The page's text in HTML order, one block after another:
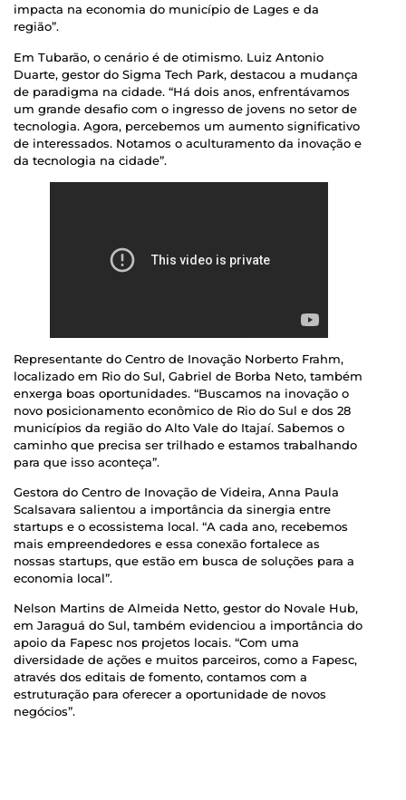
impacta na economia do município de Lages e da
região”.
Em Tubarão, o cenário é de otimismo. Luiz Antonio
Duarte, gestor do Sigma Tech Park, destacou a mudança
de paradigma na cidade. “Há dois anos, enfrentávamos
um grande desafio com o ingresso de jovens no setor de
tecnologia. Agora, percebemos um aumento significativo
de interessados. Notamos o aculturamento da inovação e
da tecnologia na cidade”.
Representante do Centro de Inovação Norberto Frahm,
localizado em Rio do Sul, Gabriel de Borba Neto, também
enxerga boas oportunidades. “Buscamos na inovação o
novo posicionamento econômico de Rio do Sul e dos 28
municípios da região do Alto Vale do Itajaí. Sabemos o
caminho que precisa ser trilhado e estamos trabalhando
para que isso aconteça”.
Gestora do Centro de Inovação de Videira, Anna Paula
Scalsavara salientou a importância da sinergia entre
startups e o ecossistema local. “A cada ano, recebemos
mais empreendedores e essa conexão fortalece as
nossas startups, que estão em busca de soluções para a
economia local”.
Nelson Martins de Almeida Netto, gestor do Novale Hub,
em Jaraguá do Sul, também evidenciou a importância do
apoio da Fapesc nos projetos locais. “Com uma
diversidade de ações e muitos parceiros, como a Fapesc,
através dos editais de fomento, contamos com a
estruturação para oferecer a oportunidade de novos
negócios”.